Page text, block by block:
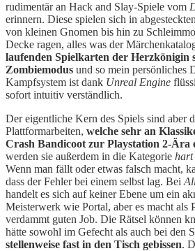
rudimentär an Hack and Slay-Spiele vom
erinnern. Diese spielen sich in
von kleinen Gnomen bis hin zu
Decke ragen, alles was der
laufenden Spielkarten der Herzkönigin
Zombiemodus und so mein persönliches
Kampfsystem ist dank Unreal Engine
sofort intuitiv verständlich.
Der eigentliche Kern des Spiels sind aber
Plattformarbeiten, welche sehr an
Crash Bandicoot zur Playstation 2-Ära
werden sie außerdem in die Kategorie hart
Wenn man fällt oder etwas falsch macht,
dass der Fehler bei einem selbst lag. Bei
handelt es sich auf keiner Ebene um ein
Meisterwerk wie Portal, aber es macht als
verdammt guten Job. Die Rätsel können
hätte sowohl im Gefecht als auch bei den
stellenweise fast in den Tisch gebissen.